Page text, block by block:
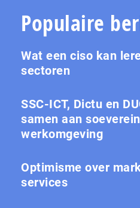
Populaire
Wat een ciso kan
sectoren
SSC-ICT, Dictu en
samen aan
werkomgeving
Optimisme over
services